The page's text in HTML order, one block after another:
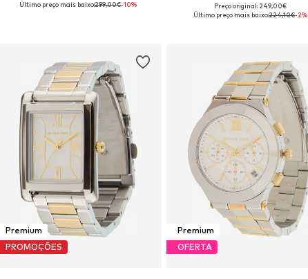
Tamanhos disponíveis: One Size
Último preço mais baixo:299,00€-10%
Tamanhos disponíveis: One Size
Preço original: 249,00€
Último preço mais baixo:224,10€-2%
Premium
PROMOÇÕES
Premium
OFERTA